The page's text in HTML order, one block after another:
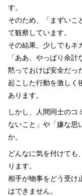
す。
そのため、「まずいこ
て観察しています。
その結果、少しでもネ
「ああ、やっぱり余
黙っておけば安全だっ
起こした行動を激しく
あります。
しかし、人間同士のコ
ないこと」や「嫌な思
か。
どんなに気を付けても
ります。
相手が物事をどう受け
はできません。